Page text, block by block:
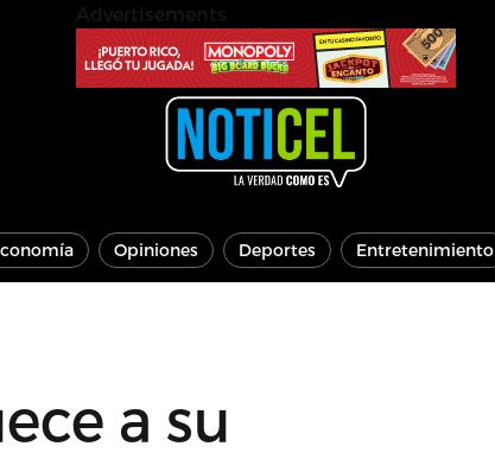
Opiniones Deportes Entretenimiento
a su